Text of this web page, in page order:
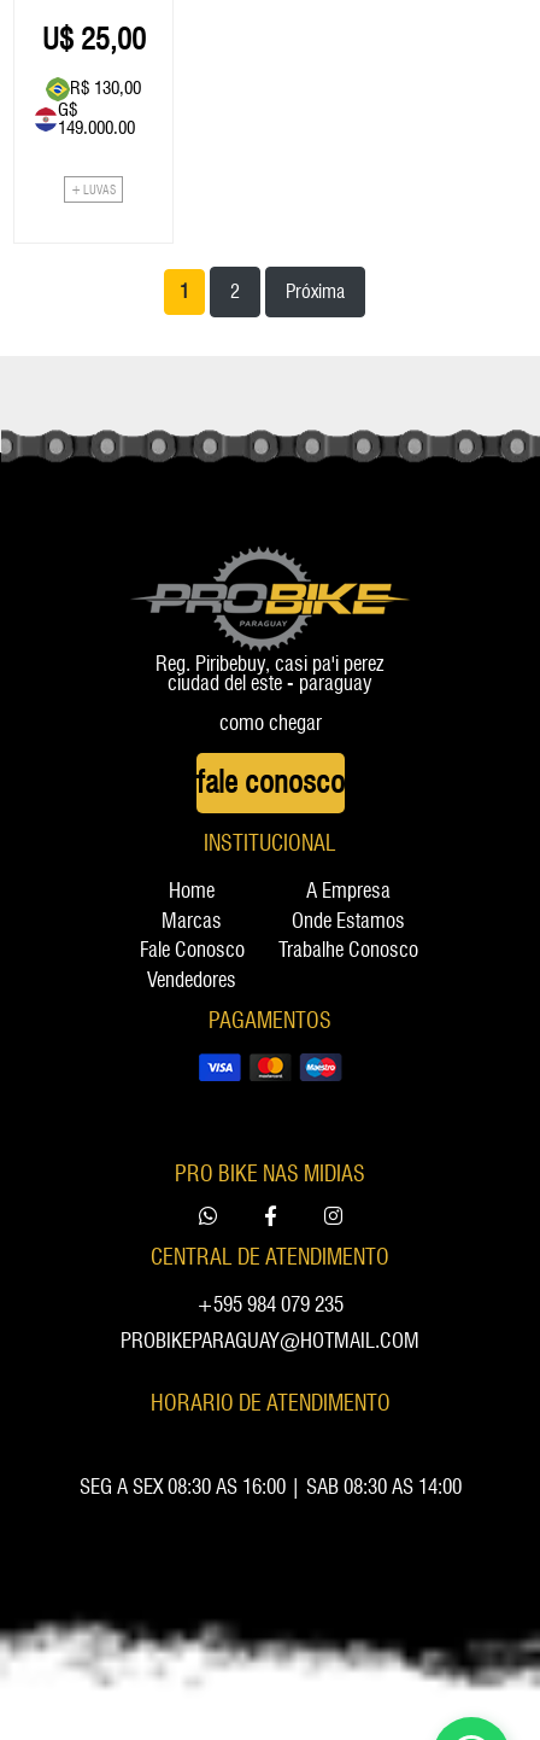
25,00
R$ 130,00
G$
149.000.00
+ LUVAS
1 2 Próxima
Reg. Piribebuy, casi pa'i perez
ciudad del este - paraguay
como chegar
fale conosco
INSTITUCIONAL
Home
A Empresa
Marcas
Onde Estamos
Fale Conosco
Trabalhe Conosco
Vendedores
PAGAMENTOS
PRO BIKE NAS MIDIAS
CENTRAL DE ATENDIMENTO
+595 984 079 235
PROBIKEPARAGUAY@HOTMAIL.COM
HORARIO DE ATENDIMENTO
SEG A SEX 08:30 AS 16:00 | SAB 08:30 AS 14:00